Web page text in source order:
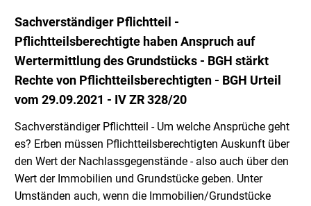
Sachverständiger Pflichtteil -
Pflichtteilsberechtigte haben Anspruch auf
Wertermittlung des Grundstücks - BGH stärkt
Rechte von Pflichtteilsberechtigten - BGH Urteil
vom 29.09.2021 - IV ZR 328/20
Sachverständiger Pflichtteil - Um welche Ansprüche geht
es? Erben müssen Pflichtteilsberechtigten Auskunft über
den Wert der Nachlassgegenstände - also auch über den
Wert der Immobilien und Grundstücke geben. Unter
Umständen auch, wenn die Immobilien/Grundstücke